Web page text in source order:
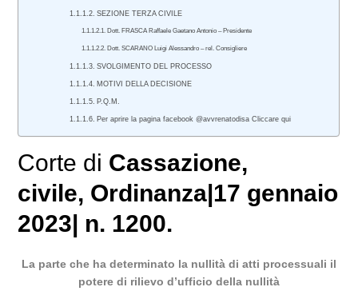
SEZIONE TERZA CIVILE
Dott. FRASCA Raffaele Gaetano Antonio – Presidente
Dott. SCARANO Luigi Alessandro – rel. Consigliere
SVOLGIMENTO DEL PROCESSO
MOTIVI DELLA DECISIONE
P.Q.M.
Per aprire la pagina facebook @avvrenatodisa Cliccare qui
Corte di Cassazione,
civile, Ordinanza|17 gennaio
2023| n. 1200.
La parte che ha determinato la nullità di atti processuali il
potere di rilievo d’ufficio della nullità